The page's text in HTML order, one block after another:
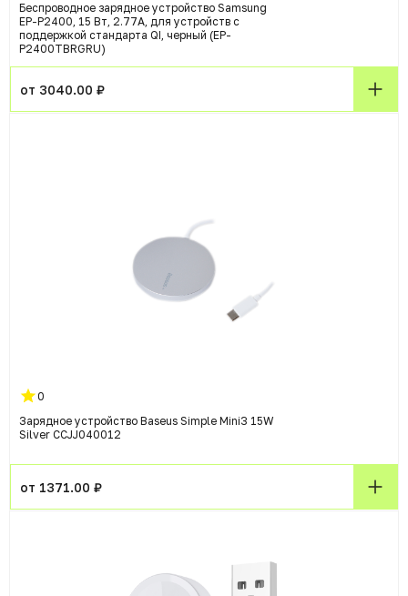
Беспроводное зарядное устройство Samsung
EP-P2400, 15 Вт, 2.77А, для устройств с
поддержкой стандарта QI, черный (EP-
P2400TBRGRU)
от 3040.00 ₽
0
Зарядное устройство Baseus Simple Mini3 15W
Silver CCJJ040012
от 1371.00 ₽